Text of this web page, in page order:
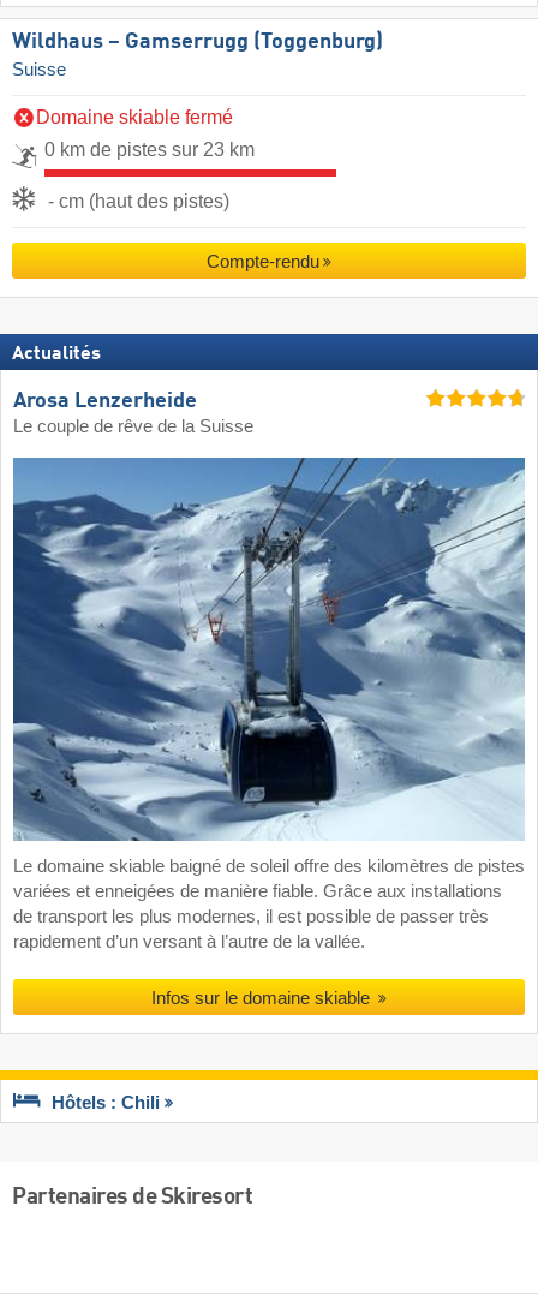
Wildhaus – Gamserrugg (Toggenburg)
Suisse
Domaine skiable fermé
0 km de pistes sur 23 km
- cm (haut des pistes)
Compte-rendu
Actualités
Arosa Lenzerheide
Le couple de rêve de la Suisse
Le domaine skiable baigné de soleil offre des kilomètres de pistes
variées et enneigées de manière fiable. Grâce aux installations
de transport les plus modernes, il est possible de passer très
rapidement d’un versant à l’autre de la vallée.
Infos sur le domaine skiable
Hôtels : Chili
Partenaires de Skiresort